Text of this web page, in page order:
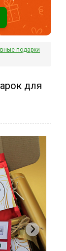
подарки
для